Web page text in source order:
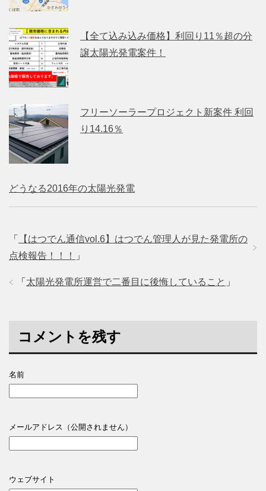
【全て込み込み価格】利回り11％超の分
譲太陽光発電案件！
フリーソーラープロジェクト新案件 利回
り14.16％
どうなる2016年の太陽光発電
「
【はつでん通信vol.6】はつでん管理人が見た発電所の
点検報告！！！
」
「 太陽光発電所運営で二番目に後悔していること 」
コメントを残す
名前
メールアドレス（公開されません）
ウェブサイト